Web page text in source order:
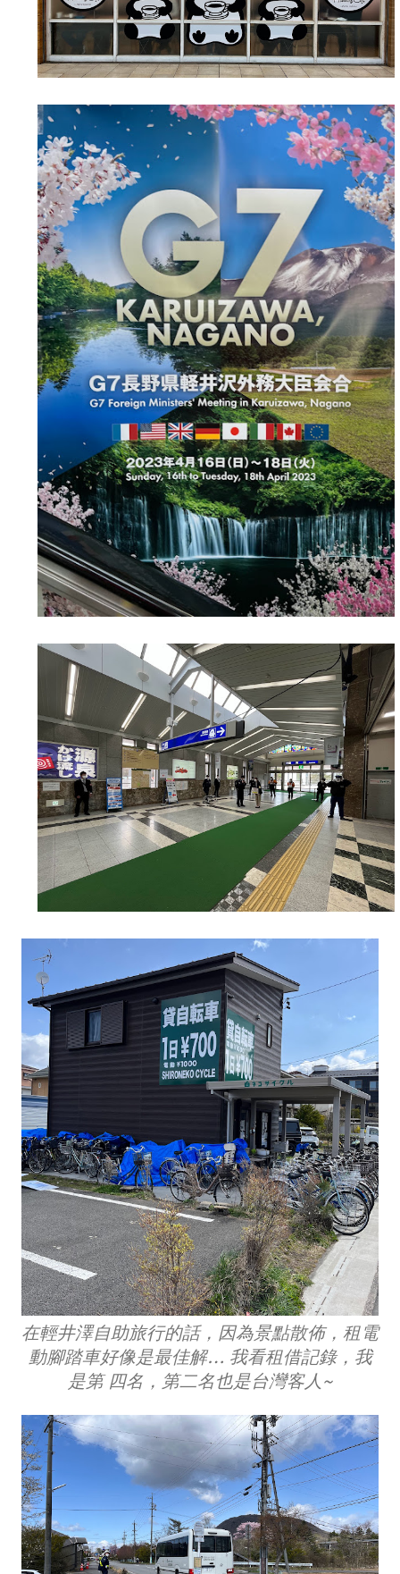
在輕井澤自助旅行的話，因為景點散佈，租電
動腳踏車好像是最佳解… 我看租借記錄，我
是第 四名，第二名也是台灣客人~